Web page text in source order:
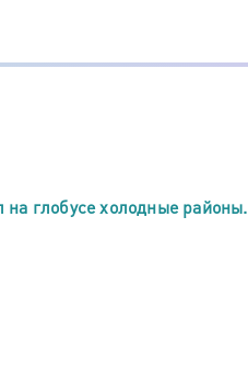
глобусе холодные районы.